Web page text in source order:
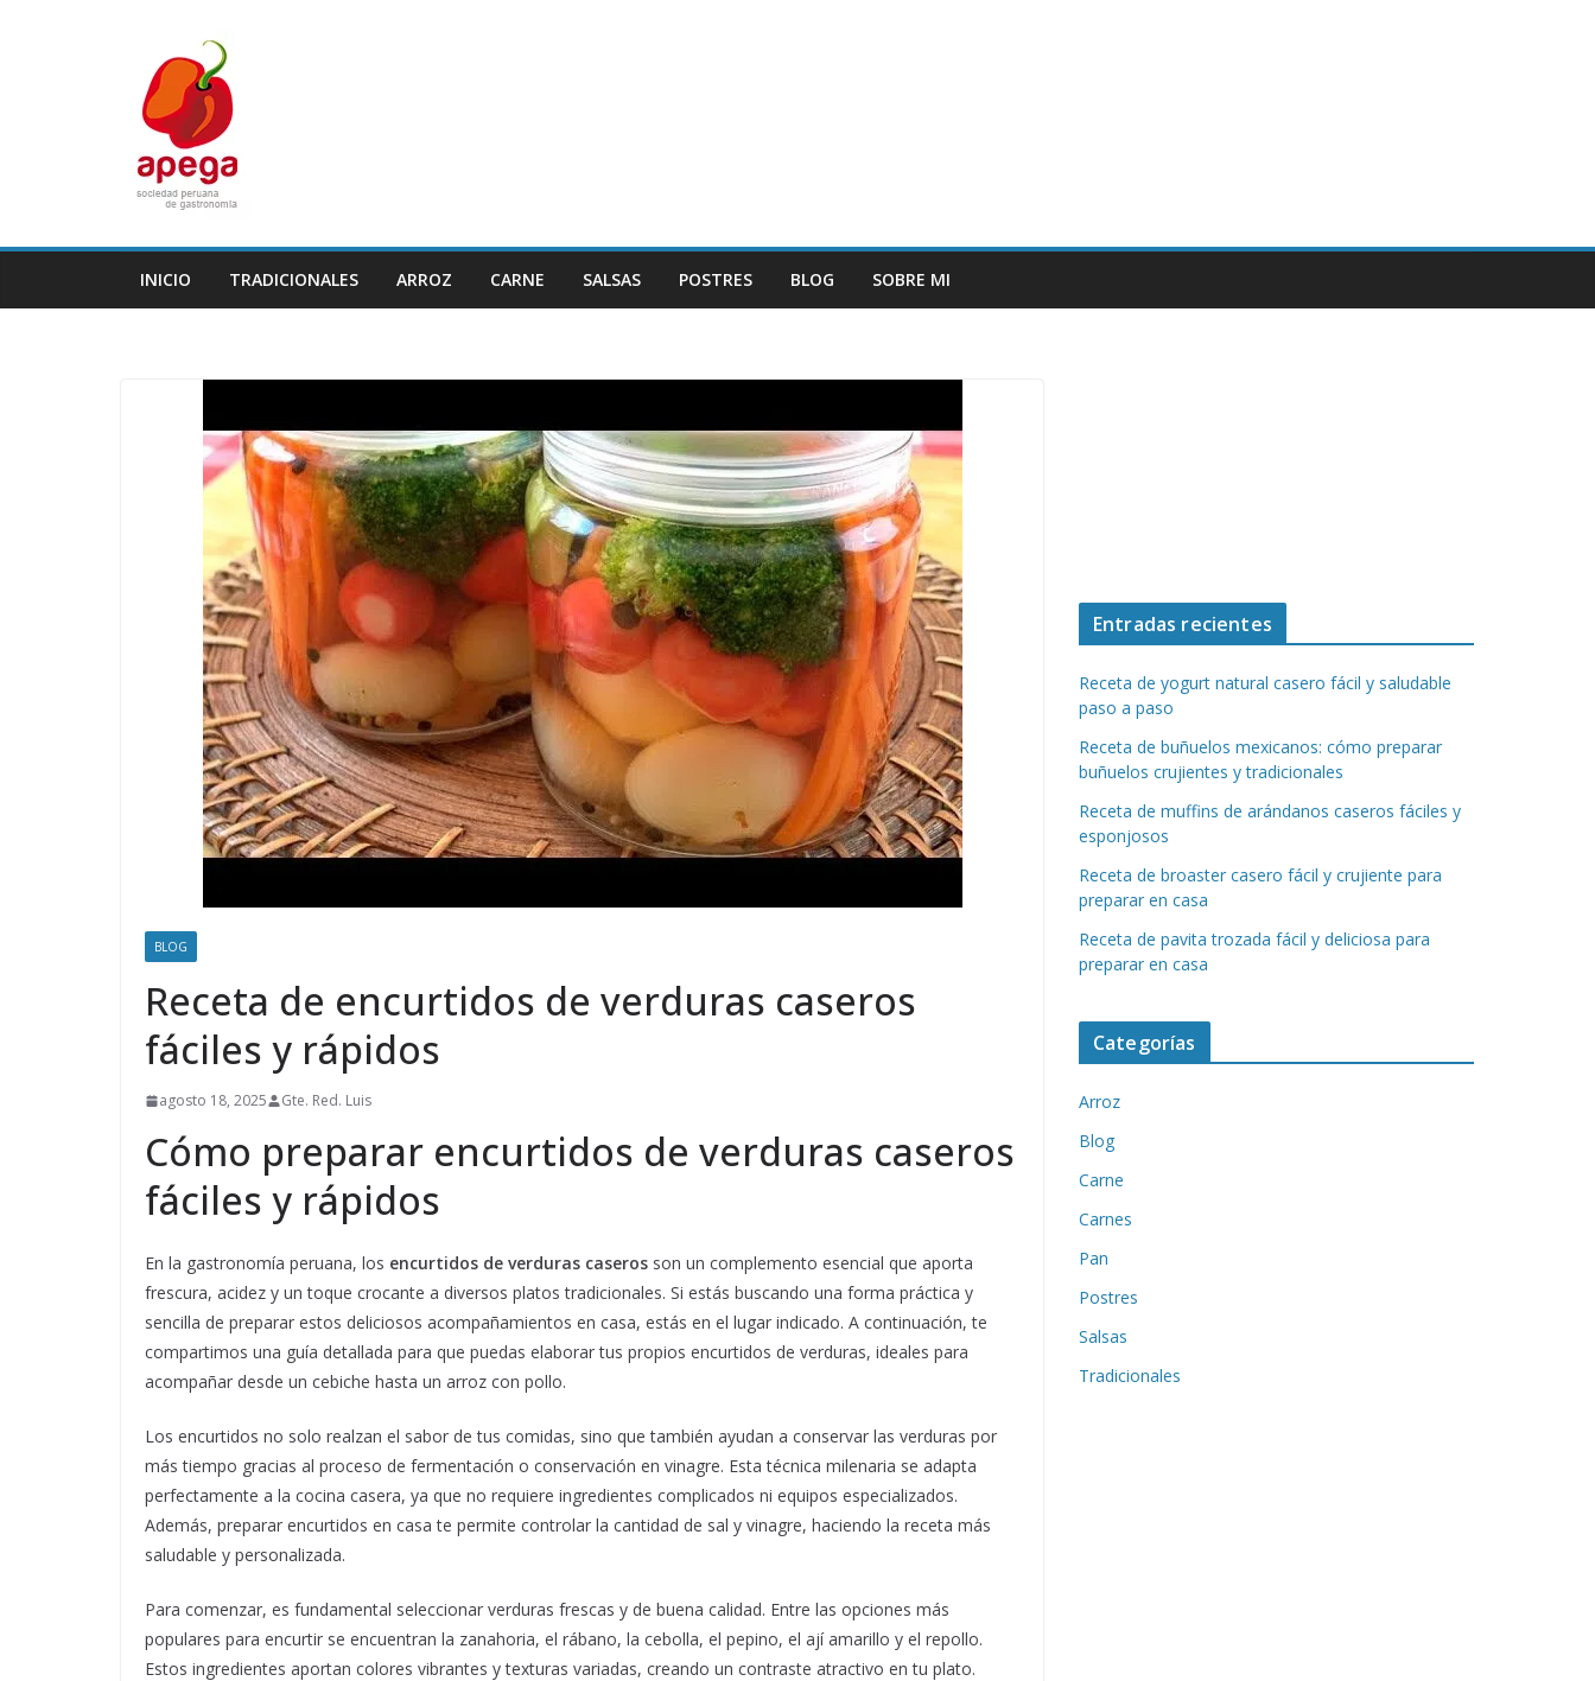
INICIO TRADICIONALES ARROZ CARNE SALSAS POSTRES BLOG SOBRE MI
BLOG
Receta de encurtidos de verduras caseros
fáciles y rápidos
agosto 18, 2025 Gte. Red. Luis
Cómo preparar encurtidos de verduras caseros
fáciles y rápidos
En la gastronomía peruana, los encurtidos de verduras caseros son un complemento esencial que aporta
frescura, acidez y un toque crocante a diversos platos tradicionales. Si estás buscando una forma práctica y
sencilla de preparar estos deliciosos acompañamientos en casa, estás en el lugar indicado. A continuación, te
compartimos una guía detallada para que puedas elaborar tus propios encurtidos de verduras, ideales para
acompañar desde un cebiche hasta un arroz con pollo.
Los encurtidos no solo realzan el sabor de tus comidas, sino que también ayudan a conservar las verduras por
más tiempo gracias al proceso de fermentación o conservación en vinagre. Esta técnica milenaria se adapta
perfectamente a la cocina casera, ya que no requiere ingredientes complicados ni equipos especializados.
Además, preparar encurtidos en casa te permite controlar la cantidad de sal y vinagre, haciendo la receta más
saludable y personalizada.
Para comenzar, es fundamental seleccionar verduras frescas y de buena calidad. Entre las opciones más
populares para encurtir se encuentran la zanahoria, el rábano, la cebolla, el pepino, el ají amarillo y el repollo.
Estos ingredientes aportan colores vibrantes y texturas variadas, creando un contraste atractivo en tu plato.
Entradas recientes
Receta de yogurt natural casero fácil y saludable
paso a paso
Receta de buñuelos mexicanos: cómo preparar
buñuelos crujientes y tradicionales
Receta de muffins de arándanos caseros fáciles y
esponjosos
Receta de broaster casero fácil y crujiente para
preparar en casa
Receta de pavita trozada fácil y deliciosa para
preparar en casa
Categorías
Arroz
Blog
Carne
Carnes
Pan
Postres
Salsas
Tradicionales